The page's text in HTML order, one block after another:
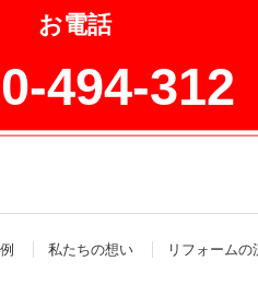
お電話
494-312
私たちの想い リフォームの